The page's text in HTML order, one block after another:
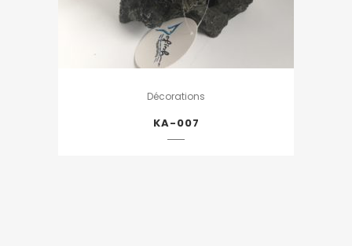
Décorations
KA-007